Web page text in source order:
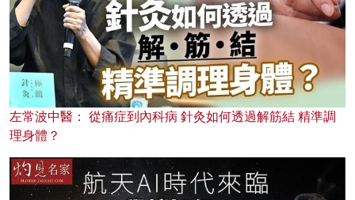
左常波中醫： 從痛症到內科病 針灸如何透過解筋結 精準調
理身體？